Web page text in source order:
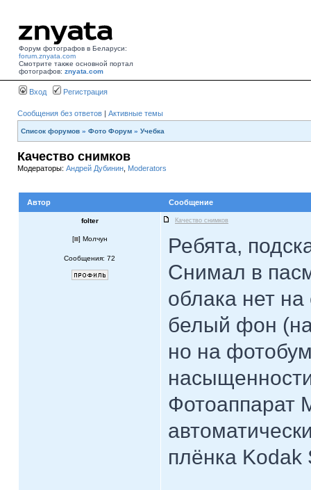
Форум фотографов в Беларуси:
forum.znyata.com
Смотрите также основной портал
фотографов: znyata.com
Вход Регистрация
Сообщения без ответов | Активные темы
Список форумов » Фото Форум » Учебка
Качество снимков
Модераторы: Андрей Дубинин Moderators
Автор Сообщение
folter Качество снимков
[ ] Молчун
Сообщения: 72
Ребята,
Снимал в
облака нет
белый фон
но на
Фотоаппарат
плёнка Kodak